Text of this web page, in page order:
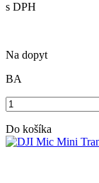
s DPH
Na dopyt
BA
Do košíka